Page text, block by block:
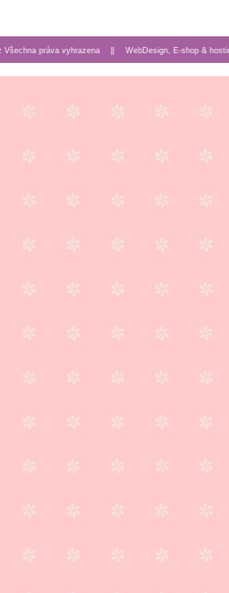
Všechna práva vyhrazena || WebDesign, E-shop &